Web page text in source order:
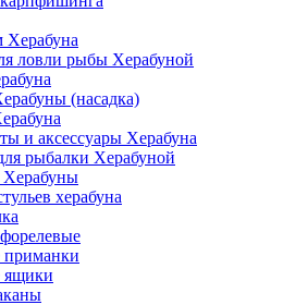
Херабуна
ловли рыбы Херабуной
(насадка)
и аксессуары Херабуна
рыбалки Херабуной
Херабуны
херабуна
ящики